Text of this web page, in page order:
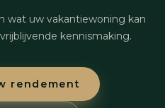
wat uw vakantiewoning kan
kennismaking.
rendement